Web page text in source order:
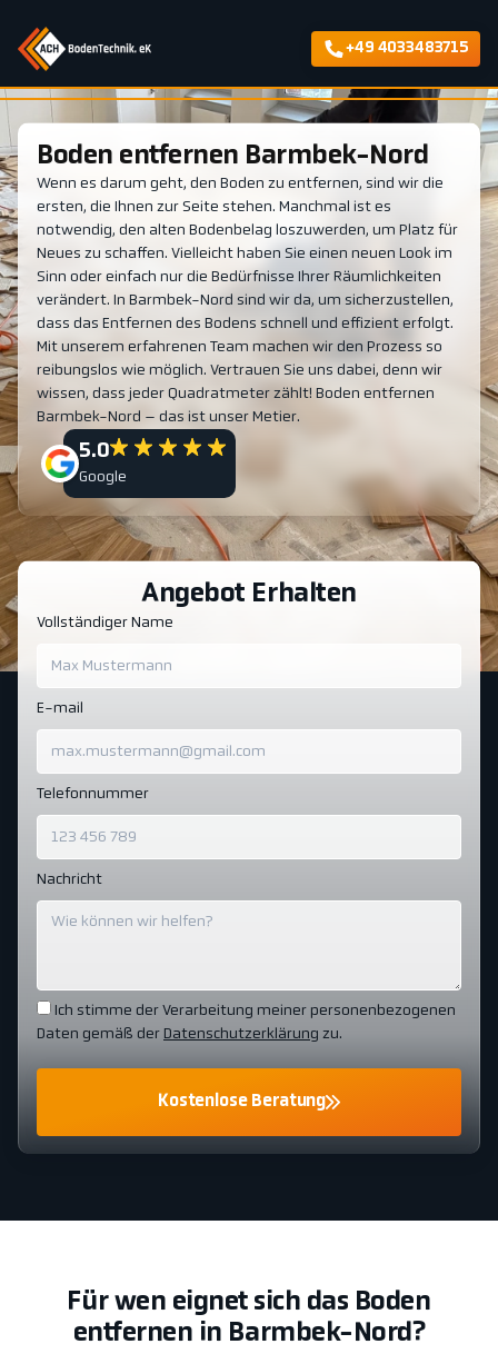
+49 4033483715
Boden entfernen Barmbek-Nord
Wenn es darum geht, den Boden zu entfernen, sind wir die
ersten, die Ihnen zur Seite stehen. Manchmal ist es
notwendig, den alten Bodenbelag loszuwerden, um Platz für
Neues zu schaffen. Vielleicht haben Sie einen neuen Look im
Sinn oder einfach nur die Bedürfnisse Ihrer Räumlichkeiten
verändert. In Barmbek-Nord sind wir da, um sicherzustellen,
dass das Entfernen des Bodens schnell und effizient erfolgt.
Mit unserem erfahrenen Team machen wir den Prozess so
reibungslos wie möglich. Vertrauen Sie uns dabei, denn wir
wissen, dass jeder Quadratmeter zählt! Boden entfernen
Barmbek-Nord – das ist unser Metier.
5.0
Google
Angebot Erhalten
Vollständiger Name
E-mail
Telefonnummer
Nachricht
Ich stimme der Verarbeitung meiner personenbezogenen
Daten gemäß der Datenschutzerklärung zu.
Kostenlose Beratung
Für wen eignet sich das Boden
entfernen in Barmbek-Nord?